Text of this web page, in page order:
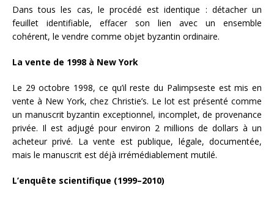
Dans tous les cas, le procédé est identique : détacher un
feuillet identifiable, effacer son lien avec un ensemble
cohérent, le vendre comme objet byzantin ordinaire.
La vente de 1998 à New York
Le 29 octobre 1998, ce qu’il reste du Palimpseste est mis en
vente à New York, chez Christie’s. Le lot est présenté comme
un manuscrit byzantin exceptionnel, incomplet, de provenance
privée. Il est adjugé pour environ 2 millions de dollars à un
acheteur privé. La vente est publique, légale, documentée,
mais le manuscrit est déjà irrémédiablement mutilé.
L’enquête scientifique (1999–2010)